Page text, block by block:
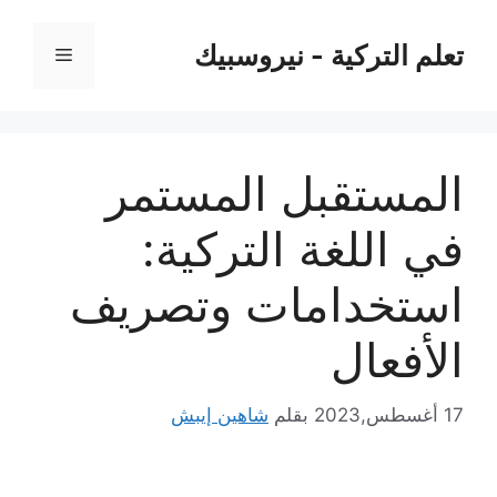
المحتوىتعلم التركية - نيروسبيك القائمة
المستقبل المستمر
في اللغة التركية:
استخدامات وتصريف
الأفعال
17 أغسطس,2023 بقلم شاهين إيبش